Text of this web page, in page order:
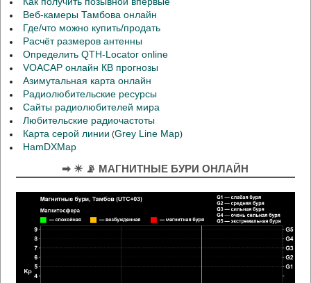
Веб-камеры Тамбова онлайн
Где/что можно купить/продать
Расчёт размеров антенны
Определить QTH-Locator online
VOACAP онлайн КВ прогнозы
Азимутальная карта онлайн
Радиолюбительские ресурсы
Сайты радиолюбителей мира
Любительские радиочастоты
Карта серой линии (Grey Line Map)
HamDXMap
➡ ☀ 📡 МАГНИТНЫЕ БУРИ ОНЛАЙН